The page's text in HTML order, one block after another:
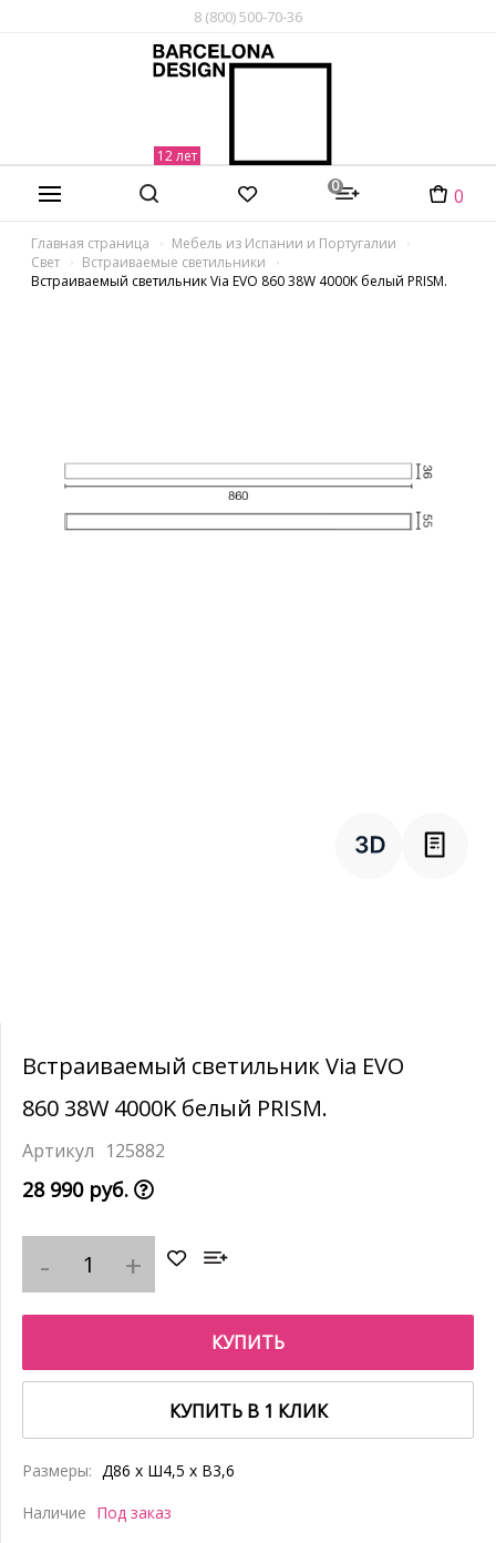
8 (800) 500-70-36
0 0
Главная страница
Мебель из Испании и Португалии
Свет
Встраиваемые светильники
Встраиваемый светильник Via EVO 860 38W 4000K белый PRISM.
Встраиваемый светильник Via EVO
860 38W 4000K белый PRISM.
125882
28 990 руб.
КУПИТЬ
КУПИТЬ В 1 КЛИК
Размеры: Д86 x Ш4,5 x В3,6
Наличие Под заказ